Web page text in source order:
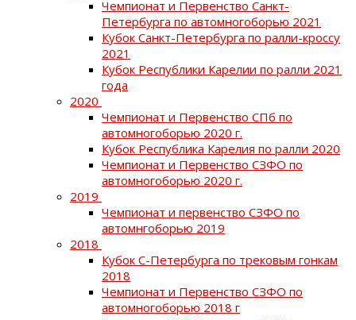
Чемпионат и Первенство Санкт-
Петербурга по автомногоборью 2021
Кубок Санкт-Петербурга по ралли-кроссу
2021
Кубок Республики Карелии по ралли 2021
года
2020
Чемпионат и Первенство СПб по
автомногоборью 2020 г.
Кубок Республика Карелия по ралли 2020
Чемпионат и Первенство СЗФО по
автомногоборью 2020 г.
2019
Чемпионат и первенство СЗФО по
автомнгоборью 2019
2018
Кубок С-Петербурга по трековым гонкам
2018
Чемпионат и Первенство СЗФО по
автомногоборью 2018 г